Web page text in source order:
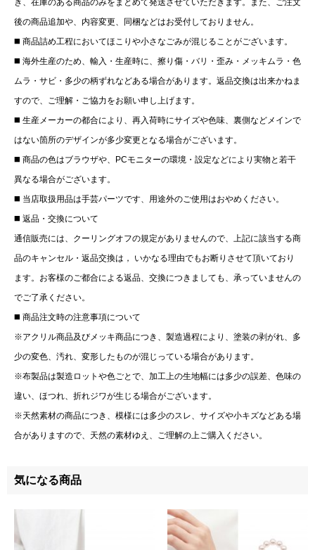
き、在庫のある商品のみをまとめて発送させていただきます。また、ご注文
後の商品追加や、内容変更、同梱などはお受付しておりません。
◼️ 商品詰め⼯程においてほこりや⼩さなごみが混じることがございます。
◼️ 海外⽣産のため、輸⼊・⽣産時に、擦り傷・バリ・歪み・メッキムラ・色
ムラ・サビ・多少の柄ずれなどある場合があります。返品交換は出来かねま
すので、ご理解・ご協⼒をお願い申し上げます。
◼️ ⽣産メーカーの都合により、再⼊荷時にサイズや⾊味、裏側などメインで
はない箇所のデザインが多少変更となる場合がございます。
◼️ 商品の⾊はブラウザや、PCモニターの環境・設定などにより実物と若⼲
異なる場合がございます。
◼️ 当店取扱用品は⼿芸パーツです、⽤途外のご使⽤はおやめください。
◼️ 返品・交換について
通信販売には、クーリングオフの規定がありませんので、上記に該当する商
品のキャンセル・返品交換は， いかなる理由でもお断りさせて頂いており
ます。お客様のご都合による返品、交換につきましても、承っていませんの
でご了承ください。
◼️ 商品注文時の注意事項について
※アクリル商品及びメッキ商品につき、製造過程により、塗装の剥がれ、多
少の変色、汚れ、変形したものが混じっている場合があります。
※布製品は製造ロットや色ごとで、加工上の生地幅には多少の誤差、色味の
違い、ほつれ、折れジワが生じる場合がございます。
※天然素材の商品につき、模様には多少のスレ、サイズや小キズなどある場
合がありますので、天然の素材ゆえ、ご理解の上ご購入ください。
気になる商品